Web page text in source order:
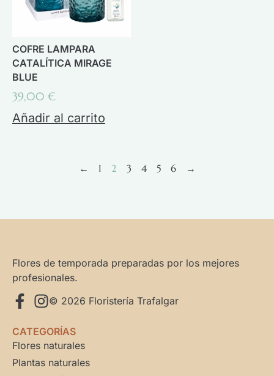
COFRE LAMPARA
CATALÍTICA MIRAGE
BLUE
39,00 €
Añadir al carrito
← 1 2 3 4 5 6 →
Flores de temporada preparadas por los mejores
profesionales.
© 2026 Floristería Trafalgar
CATEGORÍAS
Flores naturales
Plantas naturales